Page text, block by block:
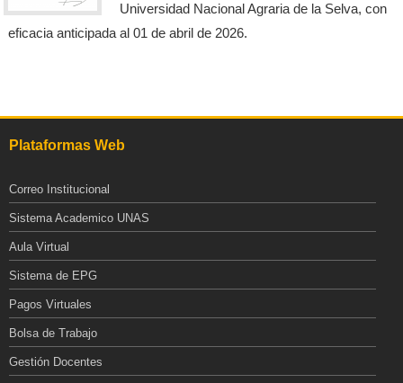
Universidad Nacional Agraria de la Selva, con
eficacia anticipada al 01 de abril de 2026.
Plataformas Web
Correo Institucional
Sistema Academico UNAS
Aula Virtual
Sistema de EPG
Pagos Virtuales
Bolsa de Trabajo
Gestión Docentes